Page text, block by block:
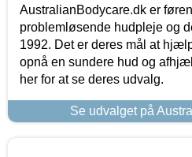
AustralianBodycare.dk er
problemløsende hudpleje og
1992. Det er deres mål at
opnå en sundere hud og
her for at se deres udvalg.
Se udvalget på